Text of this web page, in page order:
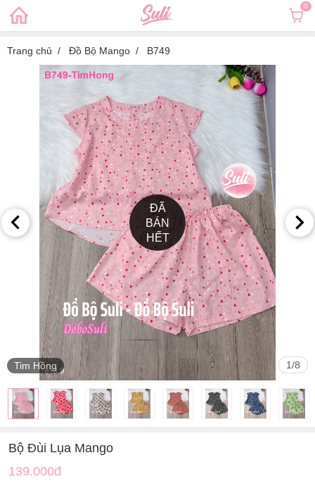
0
Trang chủ Đồ Bộ Mango B749
ĐÃ
BÁN
HẾT
1/8
Tim Hồng
Bộ Đùi Lụa Mango
139.000đ